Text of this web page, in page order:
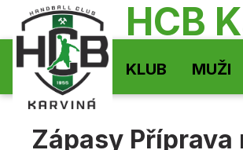
HCB
KLUB MUŽI
Zápasy Příprava